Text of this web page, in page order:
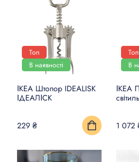
Топ
В наявності
ІКЕА Штопор IDEALISK
ІДЕАЛІСК
229 ₴
Топ
В
ІКЕА
1 072